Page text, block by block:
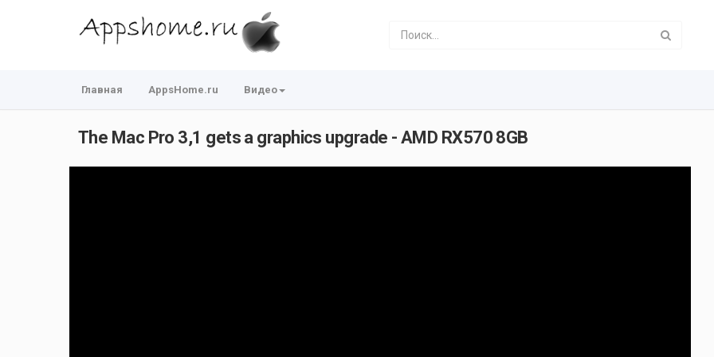
Главная AppsHome.ru Видео
The Mac Pro 3,1 gets a graphics upgrade - AMD RX570 8GB